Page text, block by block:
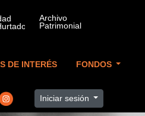
DE INTERÉS FONDOS
Iniciar sesión